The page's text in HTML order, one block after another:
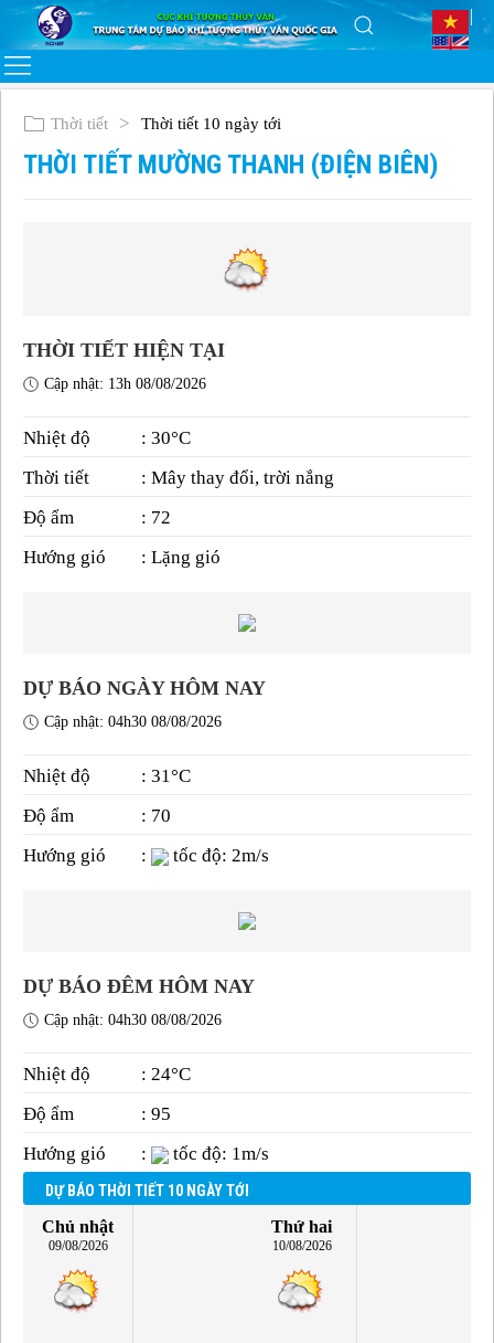
Thời tiết Thời tiết 10 ngày tới
THỜI TIẾT MƯỜNG THANH (ĐIỆN BIÊN)
THỜI TIẾT HIỆN TẠI
Cập nhật: 13h 08/08/2026
Nhiệt độ
: 30°C
Thời tiết
: Mây thay đổi, trời nắng
Độ ẩm
: 72
Hướng gió
: Lặng gió
DỰ BÁO NGÀY HÔM NAY
Cập nhật: 04h30 08/08/2026
Nhiệt độ
: 31°C
Độ ẩm
: 70
Hướng gió
: tốc độ: 2m/s
DỰ BÁO ĐÊM HÔM NAY
Cập nhật: 04h30 08/08/2026
Nhiệt độ
: 24°C
Độ ẩm
: 95
Hướng gió
: tốc độ: 1m/s
DỰ BÁO THỜI TIẾT 10 NGÀY TỚI
Chủ nhật
09/08/2026
Thứ hai
10/08/2026